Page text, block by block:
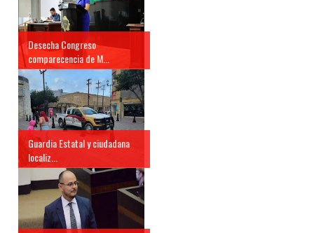
Desecha Congreso
comparecencia de M...
Guardia Estatal y ciudadana
localiz...